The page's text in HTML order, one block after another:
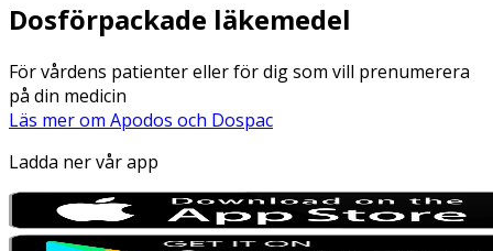
Dosförpackade läkemedel
För vårdens patienter eller för dig som vill prenumerera
på din medicin
Läs mer om Apodos och Dospac
Ladda ner vår app